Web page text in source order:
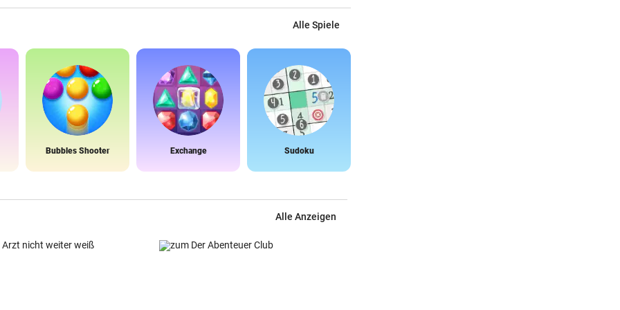
Alle Spiele
Bubbles Shooter Exchange Sudoku
Alle Anzeigen